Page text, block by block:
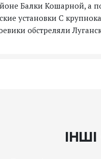
Балки Кошарной,
установки С
обстреляли